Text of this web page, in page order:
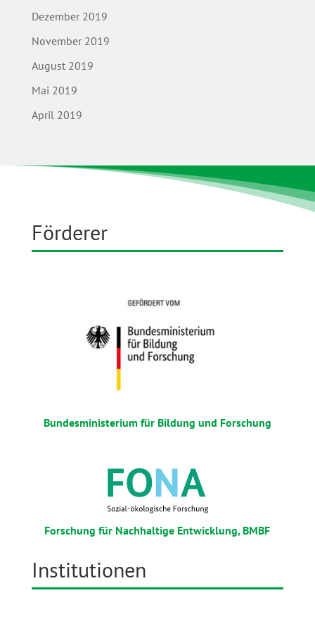
Dezember 2019
November 2019
August 2019
Mai 2019
April 2019
Förderer
Bundesministerium für Bildung und Forschung
Forschung für Nachhaltige Entwicklung, BMBF
Institutionen